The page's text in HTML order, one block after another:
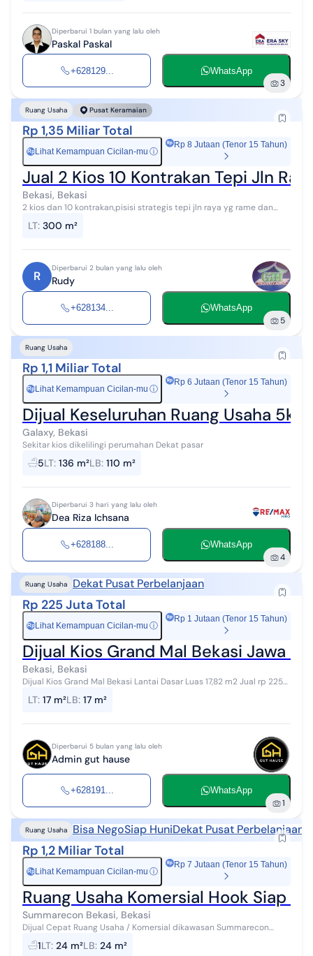
Diperbarui 1 bulan yang lalu oleh
Paskal Paskal
+628129... WhatsApp
3
Ruang Usaha Pusat Keramaian
Rp 1,35 Miliar Total
Rp Lihat Kemampuan Cicilan-mu ⓘ
Rp 8 Jutaan (Tenor 15 Tahun)
Jual 2 Kios 10 Kontrakan Tepi Jln
Bekasi, Bekasi
2 kios dan 10 kontrakan,pisisi strategis tepi jln raya yg rame dan
LT: 300 m²
R
Diperbarui 2 bulan yang lalu oleh
Rudy
+628134... WhatsApp
5
Ruang Usaha
Rp 1,1 Miliar Total
RpLihat Kemampuan Cicilan-mu ⓘ
Rp 6 Jutaan (Tenor 15 Tahun)
Dijual Keseluruhan Ruang Usaha
Galaxy, Bekasi
Sekitar kios dikelilingi perumahan Dekat pasar
5LT: 136 m²LB: 110 m²
Diperbarui 3 hari yang lalu oleh
Dea Riza Ichsana
+628188... WhatsApp
4
Ruang Usaha Dekat Pusat Perbelanjaan
Rp 225 Juta Total
RpLihat Kemampuan Cicilan-mu ⓘ
Rp 1 Jutaan (Tenor 15 Tahun)
Dijual Kios Grand Mal Bekasi Jawa
Bekasi, Bekasi
Dijual Kios Grand Mal Bekasi Lantai Dasar Luas 17,82 m2 Jual rp 225
LT: 17 m²LB: 17 m²
Diperbarui 5 bulan yang lalu oleh
Admin gut hause
+628191... WhatsApp
1
Ruang Usaha Bisa NegoSiap HuniDekat Pusat Perbelanjaan
Rp 1,2 Miliar Total
RpLihat Kemampuan Cicilan-mu ⓘ
Rp 7 Jutaan (Tenor 15 Tahun)
Ruang Usaha Komersial Hook Siap
Summarecon Bekasi, Bekasi
Dijual Cepat Ruang Usaha / Komersial dikawasan Summarecon
Bekasi Apartemen Springlake. Kesempatan emas memiliki unit
usaha dengan posisi strategis ...
1LT: 24 m²LB: 24 m²